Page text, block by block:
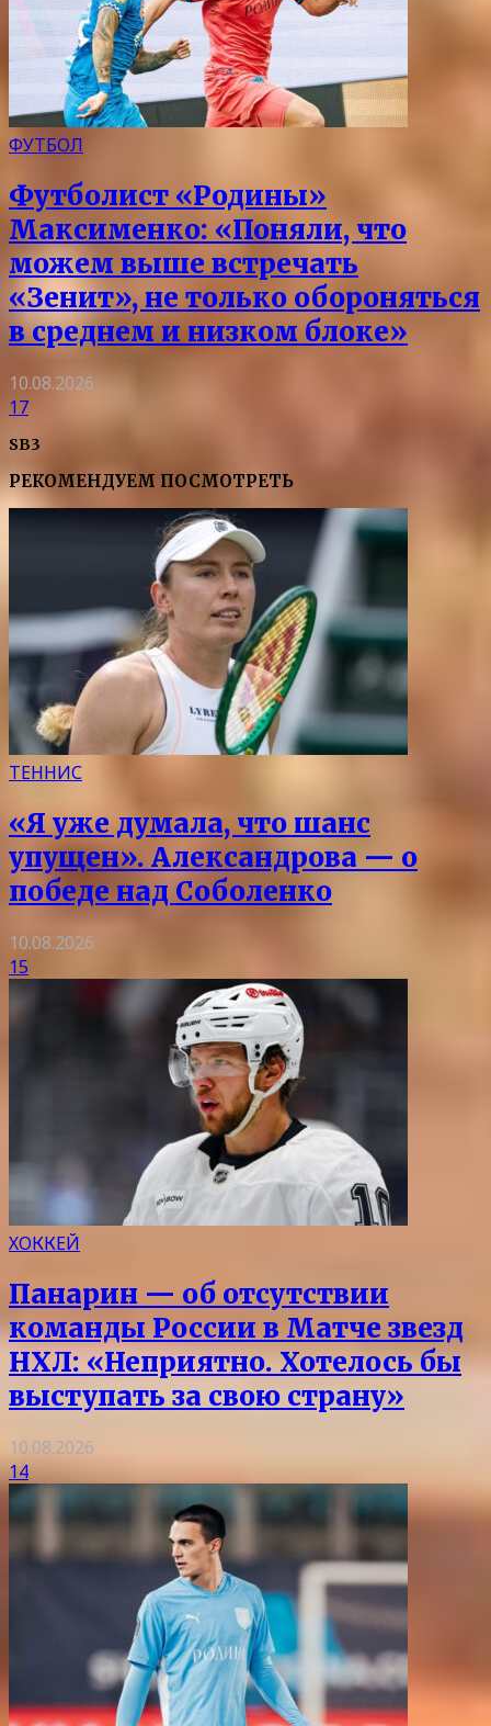
ФУТБОЛ
Футболист «Родины»
Максименко: «Поняли, что
можем выше встречать
«Зенит», не только обороняться
в среднем и низком блоке»
10.08.2026
17
SB3
РЕКОМЕНДУЕМ ПОСМОТРЕТЬ
ТЕННИС
«Я уже думала, что шанс
упущен». Александрова — о
победе над Соболенко
10.08.2026
15
ХОККЕЙ
Панарин — об отсутствии
команды России в Матче звезд
НХЛ: «Неприятно. Хотелось бы
выступать за свою страну»
10.08.2026
14